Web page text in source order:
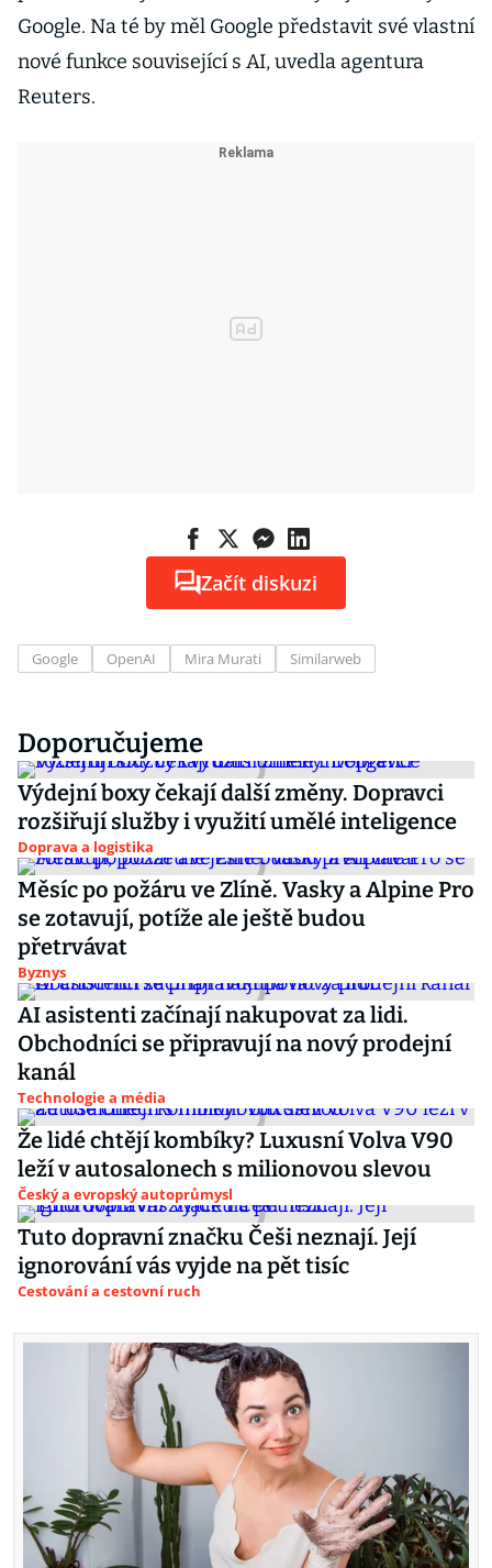
Google. Na té by měl Google představit své vlastní
nové funkce související s AI, uvedla agentura
Reuters.
Začít diskuzi
Google OpenAI Mira Murati Similarweb
Doporučujeme
Výdejní boxy čekají další změny. Dopravci
rozšiřují služby i využití umělé inteligence
Doprava a logistika
Měsíc po požáru ve Zlíně. Vasky a Alpine Pro
se zotavují, potíže ale ještě budou
přetrvávat
Byznys
AI asistenti začínají nakupovat za lidi.
Obchodníci se připravují na nový prodejní
kanál
Technologie a média
Že lidé chtějí kombíky? Luxusní Volva V90
leží v autosalonech s milionovou slevou
Český a evropský autoprůmysl
Tuto dopravní značku Češi neznají. Její
ignorování vás vyjde na pět tisíc
Cestování a cestovní ruch